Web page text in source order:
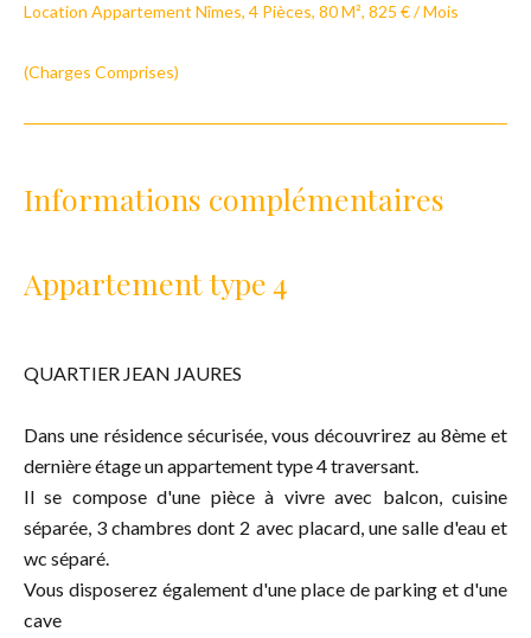
Location Appartement Nîmes, 4 Pièces, 80 M², 825 € / Mois
(Charges Comprises)
Informations complémentaires
Appartement type 4
QUARTIER JEAN JAURES
Dans une résidence sécurisée, vous découvrirez au 8ème et
dernière étage un appartement type 4 traversant.
Il se compose d'une pièce à vivre avec balcon, cuisine
séparée, 3 chambres dont 2 avec placard, une salle d'eau et
wc séparé.
Vous disposerez également d'une place de parking et d'une
cave